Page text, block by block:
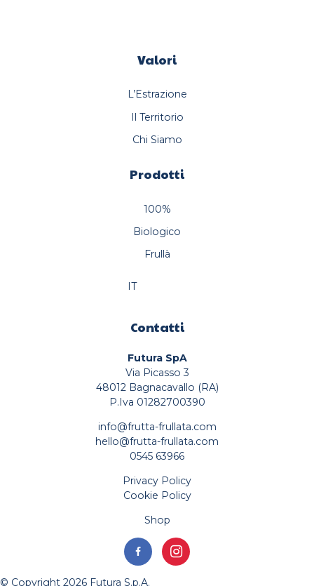
Valori
L’Estrazione
Il Territorio
Chi Siamo
Prodotti
100%
Biologico
Frullà
IT
Contatti
Futura SpA
Via Picasso 3
48012 Bagnacavallo (RA)
P.Iva 01282700390
info@frutta-frullata.com
hello@frutta-frullata.com
0545 63966
Privacy Policy
Cookie Policy
Shop
© Copyright 2026 Futura S.p.A.